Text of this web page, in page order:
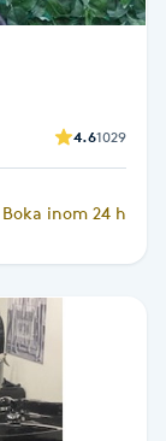
4.61029
Boka inom 24 h